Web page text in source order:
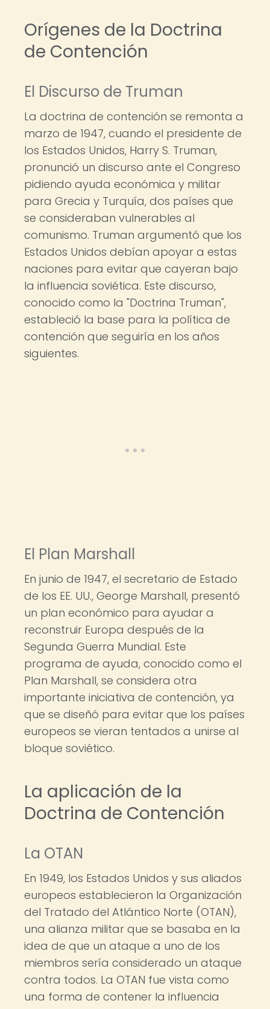
Orígenes de la Doctrina
de Contención
El Discurso de Truman
La doctrina de contención se remonta a
marzo de 1947, cuando el presidente de
los Estados Unidos, Harry S. Truman,
pronunció un discurso ante el Congreso
pidiendo ayuda económica y militar
para Grecia y Turquía, dos países que
se consideraban vulnerables al
comunismo. Truman argumentó que los
Estados Unidos debían apoyar a estas
naciones para evitar que cayeran bajo
la influencia soviética. Este discurso,
conocido como la "Doctrina Truman",
estableció la base para la política de
contención que seguiría en los años
siguientes.
El Plan Marshall
En junio de 1947, el secretario de Estado
de los EE. UU., George Marshall, presentó
un plan económico para ayudar a
reconstruir Europa después de la
Segunda Guerra Mundial. Este
programa de ayuda, conocido como el
Plan Marshall, se considera otra
importante iniciativa de contención, ya
que se diseñó para evitar que los países
europeos se vieran tentados a unirse al
bloque soviético.
La aplicación de la
Doctrina de Contención
La OTAN
En 1949, los Estados Unidos y sus aliados
europeos establecieron la Organización
del Tratado del Atlántico Norte (OTAN),
una alianza militar que se basaba en la
idea de que un ataque a uno de los
miembros sería considerado un ataque
contra todos. La OTAN fue vista como
una forma de contener la influencia